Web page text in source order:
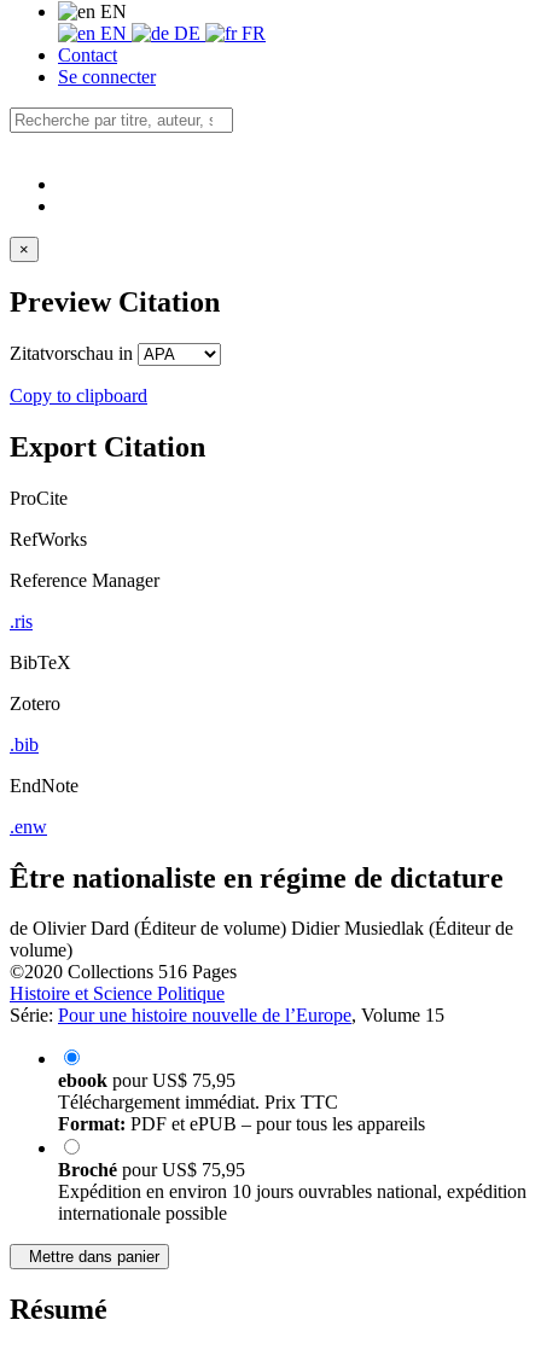
EN
EN
DE
FR
Contact
Se connecter
×
Preview Citation
Zitatvorschau in
Copy to clipboard
Export Citation
ProCite
RefWorks
Reference Manager
.ris
BibTeX
Zotero
.bib
EndNote
.enw
Être nationaliste en régime de dictature
de Olivier Dard (Éditeur de volume) Didier Musiedlak (Éditeur de
volume)
©2020 Collections 516 Pages
Histoire et Science Politique
Série: Pour une histoire nouvelle de l’Europe, Volume 15
ebook pourUS$ 75,95
Téléchargement immédiat. Prix TTC
Format: PDF et ePUB – pour tous les appareils
Broché pourUS$ 75,95
Expédition en environ 10 jours ouvrables national, expédition
internationale possible
Mettre dans panier
Résumé